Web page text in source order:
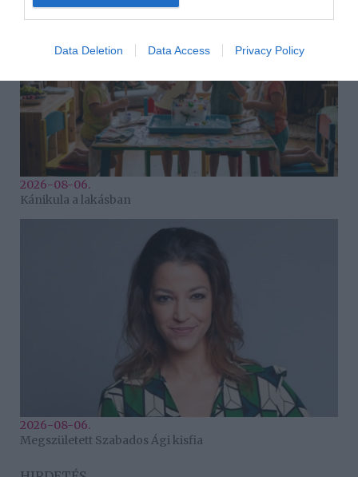
Data Deletion Data Access Privacy Policy
2026-08-06.
Kánikula a lakásban
2026-08-06.
Megszületett Szabados Ági kisfia